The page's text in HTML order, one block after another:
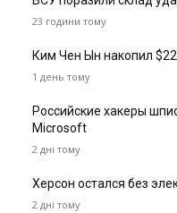
23 години тому
Ким Чен Ын накопил
1 день тому
Российские хакеры
Microsoft
2 дні тому
Херсон остался без
2 дні тому